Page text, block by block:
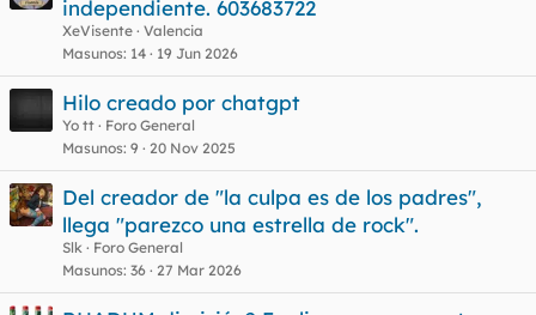
independiente. 603683722
XeVisente Valencia
Masunos 14 19 Jun 2026
Hilo creado por chatgpt
Yo tt
Foro General
Masunos 9 20 Nov 2025
Del creador de "la culpa es de los padres",
llega "parezco una estrella de rock".
Slk
Foro General
Masunos 36 27 Mar 2026